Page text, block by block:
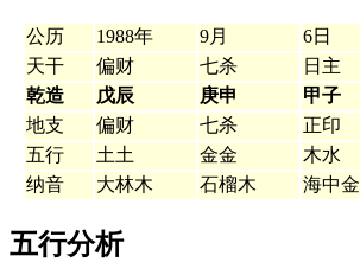
公历 1988年 9月 6日
天干
偏财 七杀 日主
乾造
戊辰 庚申 甲子
地支
偏财 七杀 正印
五行
土土 金金 木水
纳音
大林木 石榴木 海中金
五行分析